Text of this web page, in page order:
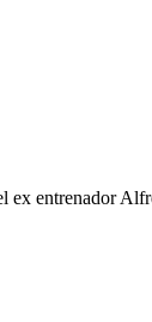
entrenador